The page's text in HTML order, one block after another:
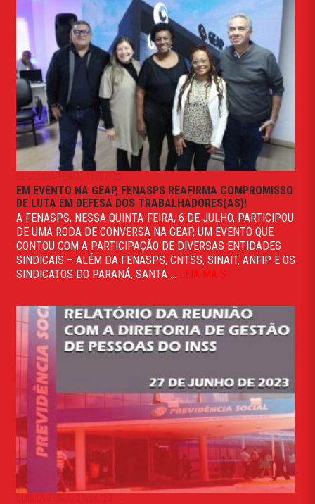
EM EVENTO NA GEAP, FENASPS REAFIRMA COMPROMISSO
DE LUTA EM DEFESA DOS TRABALHADORES(AS)!
A FENASPS, NESSA QUINTA-FEIRA, 6 DE JULHO, PARTICIPOU
DE UMA RODA DE CONVERSA NA GEAP, UM EVENTO QUE
CONTOU COM A PARTICIPAÇÃO DE DIVERSAS ENTIDADES
SINDICAIS – ALÉM DA FENASPS, CNTSS, SINAIT, ANFIP E OS
SINDICATOS DO PARANÁ, SANTA ... LEIA MAIS